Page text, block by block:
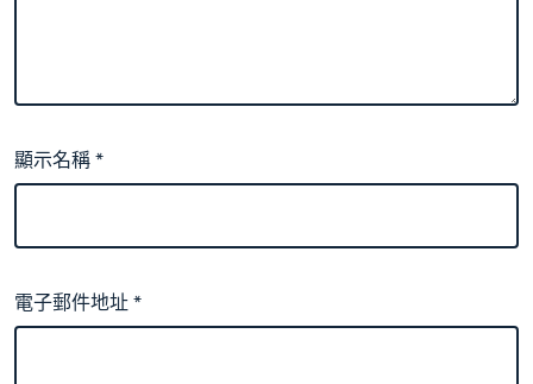
顯示名稱*
電子郵件地址*